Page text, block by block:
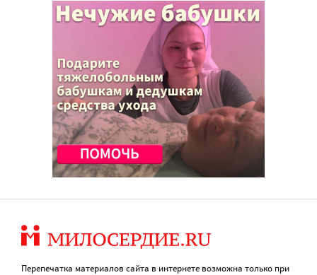
Перепечатка материалов сайта в интернете возможна только при